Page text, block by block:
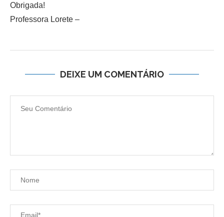
Obrigada!
Professora Lorete –
DEIXE UM COMENTÁRIO